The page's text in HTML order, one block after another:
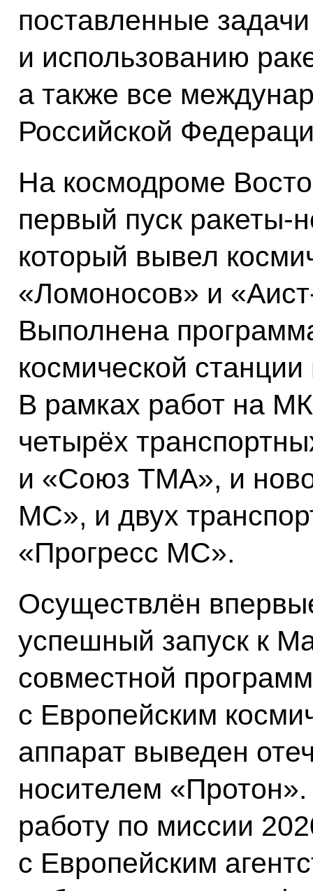
поставленные
и использованию
а также все
Российской
На космодроме
первый пуск ракеты-
который вывел
«Ломоносов» и
Выполнена
космической
В рамках работ на
четырёх
и «Союз ТМА», и
МС», и двух
«Прогресс МС».
Осуществлён
успешный запуск к
совместной
с Европейским
аппарат выведен
носителем
работу по миссии
с Европейским